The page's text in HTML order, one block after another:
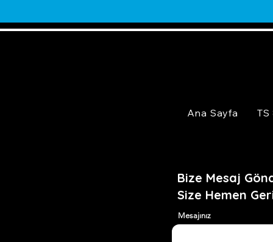
Ana Sayfa TS
Bize Mesaj
Size Hemen
Mesajınız